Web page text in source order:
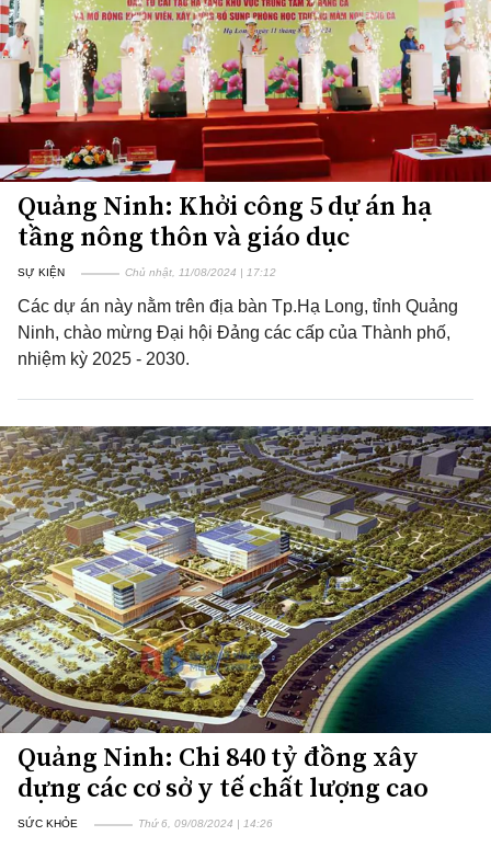
Quảng Ninh: Khởi công 5 dự án hạ
tầng nông thôn và giáo dục
SỰ KIỆN Chủ nhật, 11/08/2024 | 17:12
Các dự án này nằm trên địa bàn Tp.Hạ Long, tỉnh Quảng
Ninh, chào mừng Đại hội Đảng các cấp của Thành phố,
nhiệm kỳ 2025 - 2030.
Quảng Ninh: Chi 840 tỷ đồng xây
dựng các cơ sở y tế chất lượng cao
SỨC KHỎE Thứ 6, 09/08/2024 | 14:26